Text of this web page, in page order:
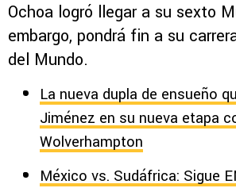
Ochoa logró llegar a su sexto
embargo, pondrá fin a su
del Mundo.
La nueva dupla de ensueño
Jiménez en su nueva etapa
Wolverhampton
México vs. Sudáfrica: Sigue